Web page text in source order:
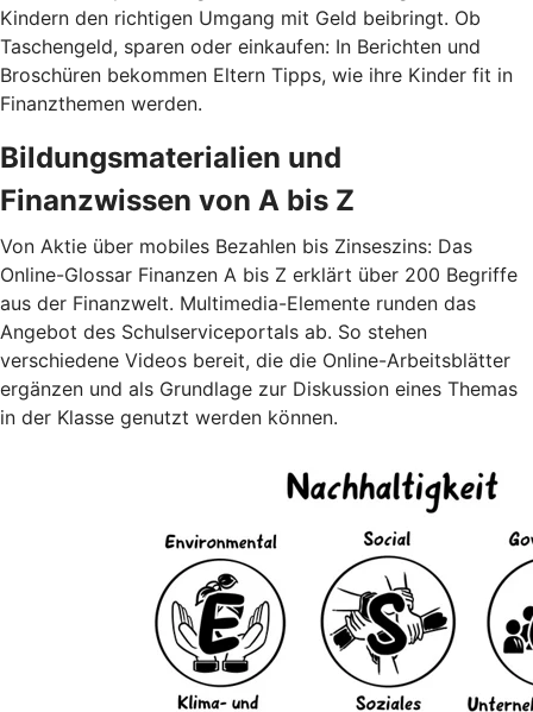
Kindern den richtigen Umgang mit Geld beibringt. Ob
Taschengeld, sparen oder einkaufen: In Berichten und
Broschüren bekommen Eltern Tipps, wie ihre Kinder fit in
Finanzthemen werden.
Bildungsmaterialien und
Finanzwissen von A bis Z
Von Aktie über mobiles Bezahlen bis Zinseszins: Das
Online-Glossar Finanzen A bis Z erklärt über 200 Begriffe
aus der Finanzwelt. Multimedia-Elemente runden das
Angebot des Schulserviceportals ab. So stehen
verschiedene Videos bereit, die die Online-Arbeitsblätter
ergänzen und als Grundlage zur Diskussion eines Themas
in der Klasse genutzt werden können.